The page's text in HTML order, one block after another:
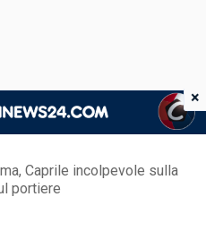
Caprile incolpevole sulla
portiere
×